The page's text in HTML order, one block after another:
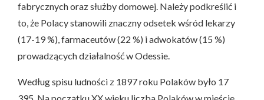
fabrycznych oraz służby domowej. Należy podkreślić i
to, że Polacy stanowili znaczny odsetek wśród lekarzy
(17-19 %), farmaceutów (22 %) i adwokatów (15 %)
prowadzących działalność w Odessie.
Według spisu ludności z 1897 roku Polaków było 17